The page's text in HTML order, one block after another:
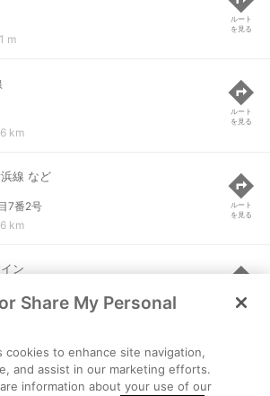
m
ルート
を見る
km
ルート
を見る
線 など
7番2号
km
ルート
を見る
ン
km
ルート
を見る
ライン
-１
Share My Personal
cookies to enhance site navigation,
and assist in our marketing efforts.
information about your use of our